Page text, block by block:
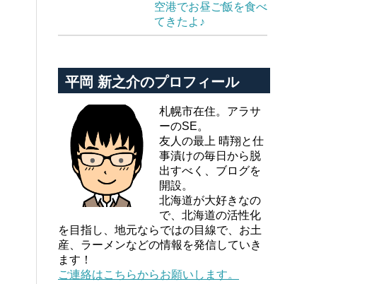
空港でお昼ご飯を食べ
てきたよ♪
平岡 新之介のプロフィール
札幌市在住。アラサ
ーのSE。
友人の最上 晴翔と仕
事漬けの毎日から脱
出すべく、ブログを
開設。
北海道が大好きなの
で、北海道の活性化
を目指し、地元ならではの目線で、お土
産、ラーメンなどの情報を発信していき
ます！
ご連絡はこちらからお願いします。